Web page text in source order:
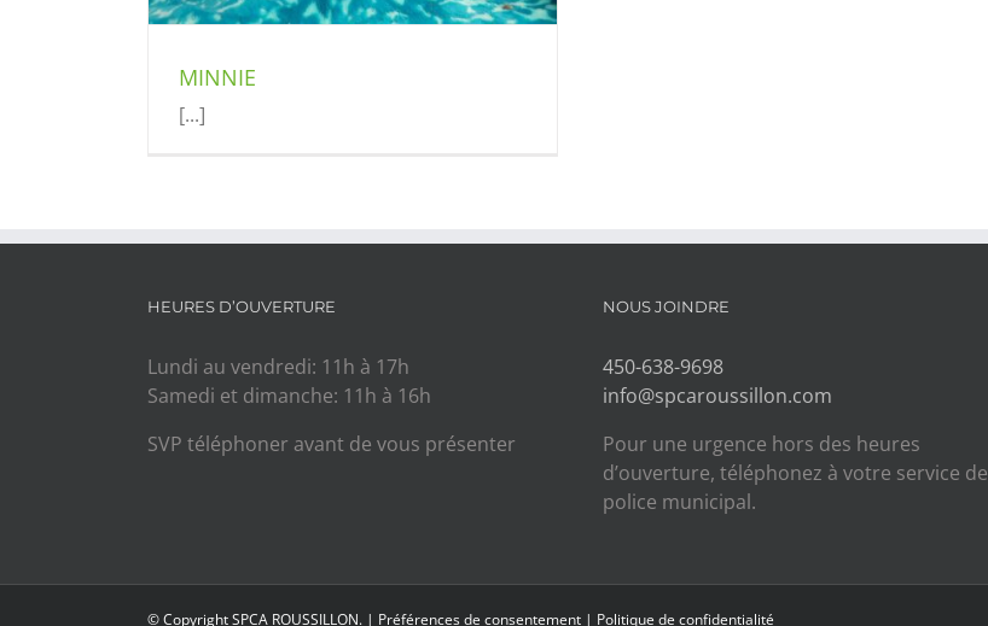
MINNIE
[...]
HEURES D’OUVERTURE
Lundi au vendredi: 11h à 17h
Samedi et dimanche: 11h à 16h
SVP téléphoner avant de vous présenter
NOUS JOINDRE
450-638-9698
info@spcaroussillon.com
Pour une urgence hors des heures
d’ouverture, téléphonez à votre service de
police municipal.
© Copyright SPCA ROUSSILLON. | Préférences de consentement | Politique de confidentialité